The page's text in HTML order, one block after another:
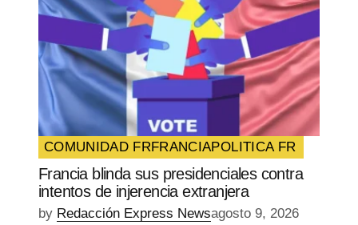
Your Name*
Your E-mail
Guarda mi nombre, correo electrónico y
web en este navegador para la próxima
vez que comente.
SUBMIT COMMENT
COMUNIDAD FRFRANCIAPOLITICA FR
Francia blinda sus presidenciales contra
intentos de injerencia extranjera
by Redacción Express Newsagosto 9, 2026